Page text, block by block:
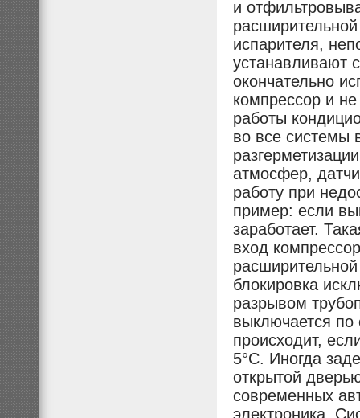
и
испарителя,
устанавливают
окончательно
компрессор и
работы
во все системы
атмосфер,
работу при
пример: если
заработает.
вход
блокировка
разрывом
выключается по
происходит,
5°С. Иногда
открытой
современных
электроника.